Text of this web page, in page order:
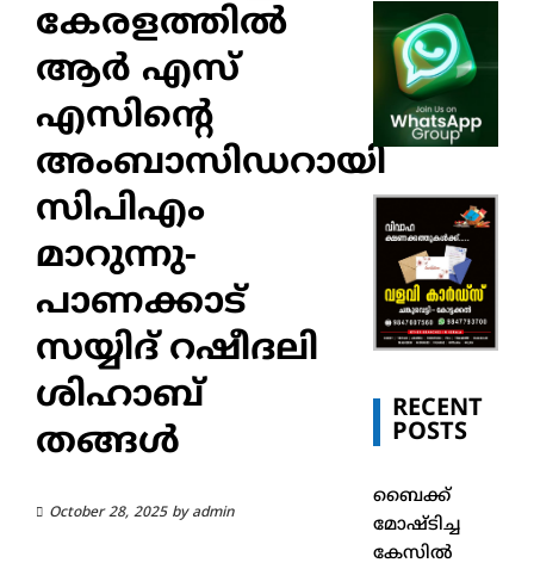
കേരളത്തില്‍
ആര്‍ എസ്
എസിന്റെ
അംബാസിഡറായി
സിപിഎം
മാറുന്നു-
പാണക്കാട്
സയ്യിദ് റഷീദലി
ശിഹാബ്
തങ്ങള്‍
October 28, 2025by admin
RECENT
POSTS
ബൈക്ക്
മോഷ്ടിച്ച
കേസിൽ